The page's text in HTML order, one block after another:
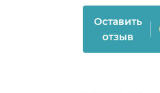
Оставить
отзыв